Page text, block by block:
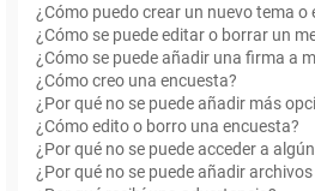
¿Cómo puedo crear un nuevo tema o
¿Cómo se puede editar o borrar un
¿Cómo se puede añadir una firma a
¿Cómo creo una encuesta?
¿Por qué no se puede añadir más
¿Cómo edito o borro una encuesta?
¿Por qué no se puede acceder a
¿Por qué no se puede añadir